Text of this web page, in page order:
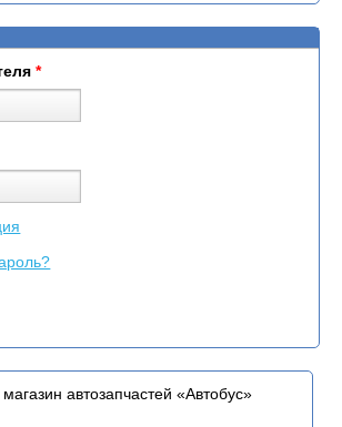
*
автозапчастей «Автобус»